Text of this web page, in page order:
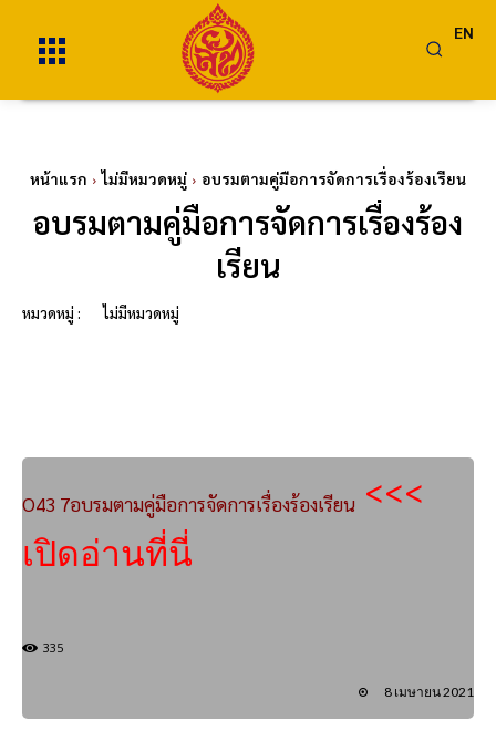
EN
หน้าแรก ไม่มีหมวดหมู่ อบรมตามคู่มือการจัดการเรื่องร้องเรียน
อบรมตามคู่มือการจัดการเรื่องร้อง
เรียน
หมวดหมู่ : ไม่มีหมวดหมู่
O43 7อบรมตามคู่มือการจัดการเรื่องร้องเรียน <<<
เปิดอ่านที่นี่
335
8 เมษายน 2021